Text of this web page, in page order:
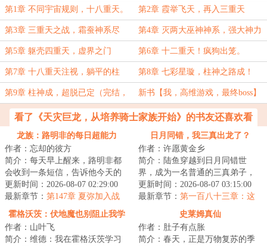
的降生
第1章 不同宇宙规则，十八重天。 第2章 霞举飞天，再入三重天
第3章 三重天之战，霜蚕神系尽
灭。
第4章 灭两大巫神神系，强大神力
第5章 躯壳四重天，虚界之门 第6章 十二重天！疯狗出笼。
第7章 十八重天注视，躺平的柱
神？
第8章 七彩星璇，柱神之路成！
第9章 柱神成，超脱已定（完结，
免费）
新书【我，高维游戏，最终boss】
看了《天灾巨龙，从培养骑士家族开始》的书友还喜欢看
龙族：路明非的每日超能力
作者：忘却的彼方
简介：每天早上醒来，路明非都
会收到一条短信，告诉他今天的
超能力是什么。昨天是召唤Fate里
的角色，今天...
更新时间：2026-08-07 02:29:00
最新章节： 第147章 夏弥加入战
场！
日月同错，我三真出龙了？
作者：许愿黄金乡
简介：陆鱼穿越到日月同错世
界，成为一名普通的三真弟子，
本想着得过且过，奈何金手指觉
醒，只要消灭涅槃...
更新时间：2026-08-07 03:15:00
最新章节： 第一百八十三章：这
湮灭之命，还是你来承受吧！玄
阳至诚真君，真是可怕呀！
霍格沃茨：伏地魔也别阻止我学
作者：山叶飞
简介：维德：我在霍格沃茨学习
史莱姆真仙
作者：肚子有点胀
简介：春天，正是万物复苏的季